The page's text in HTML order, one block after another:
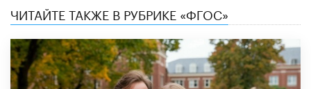
ЧИТАЙТЕ ТАКЖЕ В РУБРИКЕ «ФГОС»